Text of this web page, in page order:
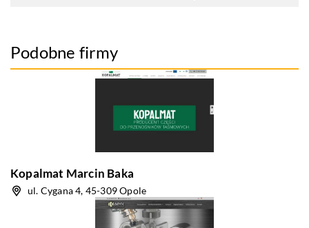
Podobne firmy
Kopalmat Marcin Baka
ul. Cygana 4, 45-309 Opole